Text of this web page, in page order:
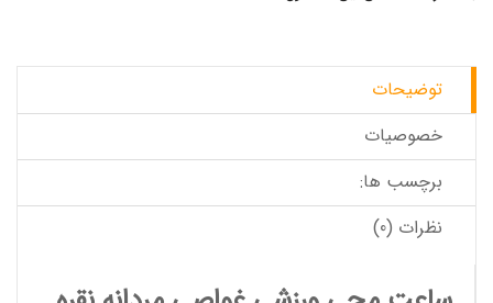
توضیحات
خصوصیات
برچسب ها:
نظرات (0)